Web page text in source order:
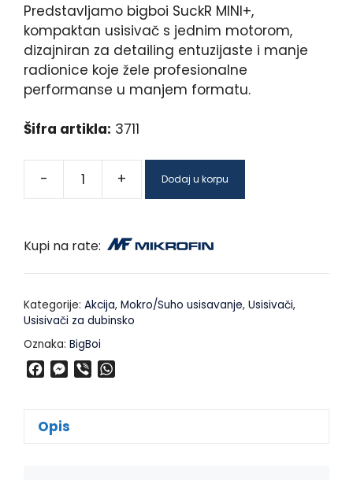
Predstavljamo bigboi SuckR MINI+,
kompaktan usisivač s jednim motorom,
dizajniran za detailing entuzijaste i manje
radionice koje žele profesionalne
performanse u manjem formatu.
Šifra artikla: 3711
- + Dodaj u korpu
Kupi na rate:
Kategorije: Akcija, Mokro/Suho usisavanje, Usisivači,
Usisivači za dubinsko
Oznaka: BigBoi
e
b
M
s
Opis